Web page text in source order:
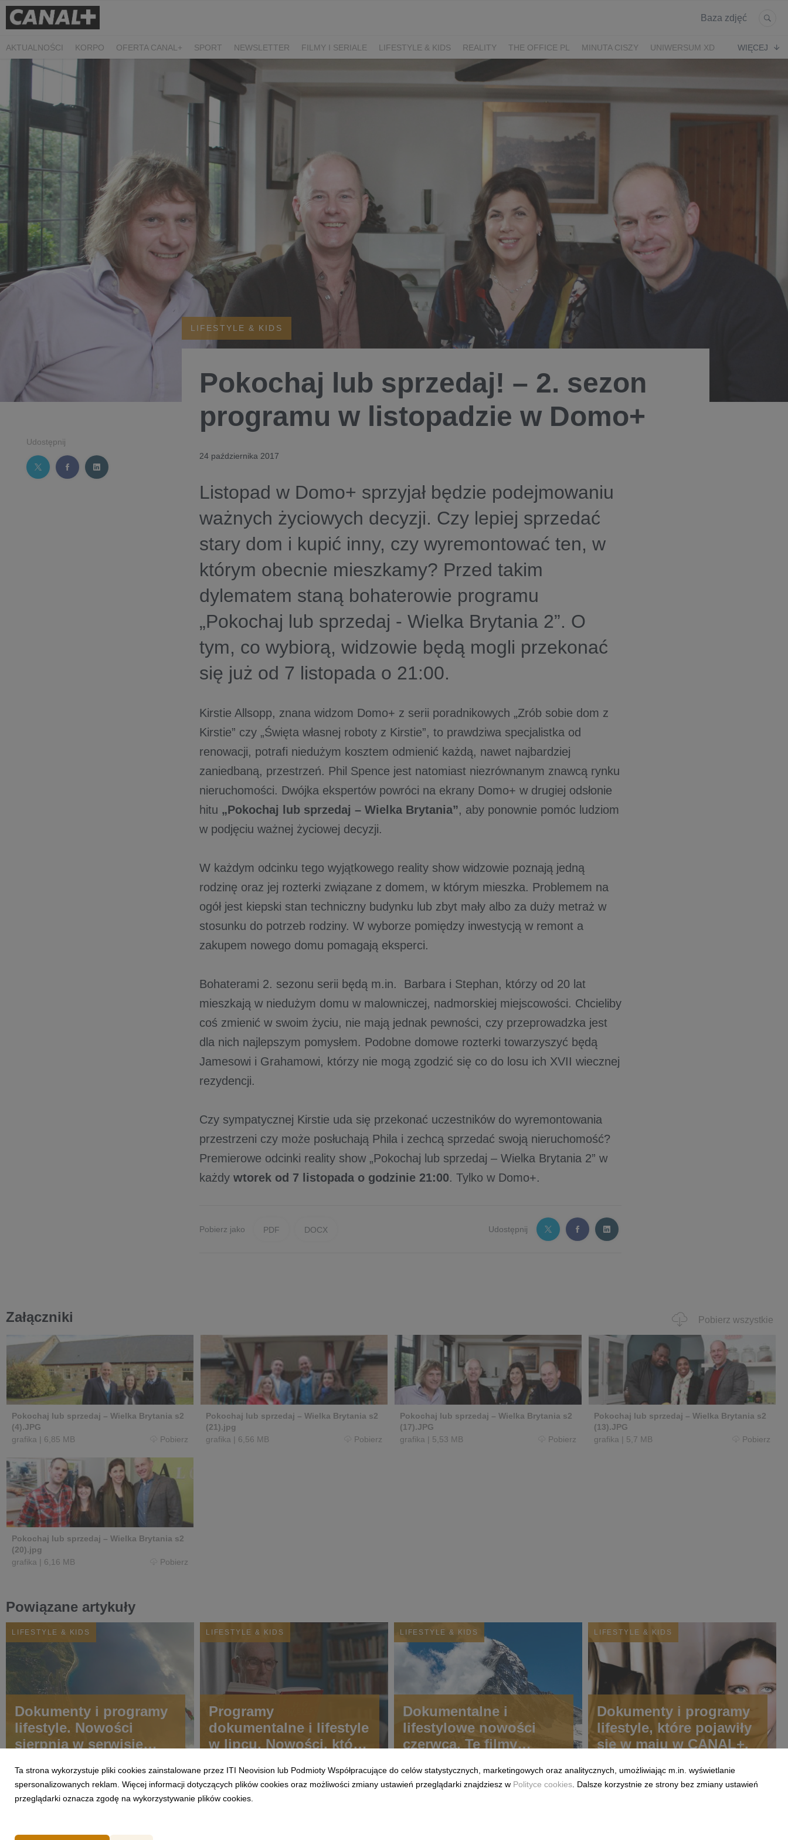
Baza zdjęć
AKTUALNOŚCI KORPO OFERTA CANAL+ SPORT NEWSLETTER FILMY I SERIALE LIFESTYLE & KIDS REALITY THE OFFICE PL MINUTA CISZY
UNIWERSUM XD
CZARNE STOKROTKI
ALGORYTM MIŁOŚCI KLANGOR KRUK
KIDS DOKUMENT LIFESTYLE
WIĘCEJ
Udostępnij
LIFESTYLE & KIDS
Pokochaj lub sprzedaj! – 2. sezon
programu w listopadzie w Domo+
24 października 2017
Listopad w Domo+ sprzyjał będzie podejmowaniu
ważnych życiowych decyzji. Czy lepiej sprzedać
stary dom i kupić inny, czy wyremontować ten, w
którym obecnie mieszkamy? Przed takim
dylematem staną bohaterowie programu
„Pokochaj lub sprzedaj - Wielka Brytania 2”. O
tym, co wybiorą, widzowie będą mogli przekonać
się już od 7 listopada o 21:00.
Kirstie Allsopp, znana widzom Domo+ z serii poradnikowych „Zrób sobie dom z
Kirstie” czy „Święta własnej roboty z Kirstie”, to prawdziwa specjalistka od
renowacji, potrafi niedużym kosztem odmienić każdą, nawet najbardziej
zaniedbaną, przestrzeń. Phil Spence jest natomiast niezrównanym znawcą rynku
nieruchomości. Dwójka ekspertów powróci na ekrany Domo+ w drugiej odsłonie
hitu „Pokochaj lub sprzedaj – Wielka Brytania”, aby ponownie pomóc ludziom
w podjęciu ważnej życiowej decyzji.
W każdym odcinku tego wyjątkowego reality show widzowie poznają jedną
rodzinę oraz jej rozterki związane z domem, w którym mieszka. Problemem na
ogół jest kiepski stan techniczny budynku lub zbyt mały albo za duży metraż w
stosunku do potrzeb rodziny. W wyborze pomiędzy inwestycją w remont a
zakupem nowego domu pomagają eksperci.
Bohaterami 2. sezonu serii będą m.in. Barbara i Stephan, którzy od 20 lat
mieszkają w niedużym domu w malowniczej, nadmorskiej miejscowości. Chcieliby
coś zmienić w swoim życiu, nie mają jednak pewności, czy przeprowadzka jest
dla nich najlepszym pomysłem. Podobne domowe rozterki towarzyszyć będą
Jamesowi i Grahamowi, którzy nie mogą zgodzić się co do losu ich XVII wiecznej
rezydencji.
Czy sympatycznej Kirstie uda się przekonać uczestników do wyremontowania
przestrzeni czy może posłuchają Phila i zechcą sprzedać swoją nieruchomość?
Premierowe odcinki reality show „Pokochaj lub sprzedaj – Wielka Brytania 2” w
każdy wtorek od 7 listopada o godzinie 21:00. Tylko w Domo+.
Pobierz jako PDF DOCX Udostępnij
Załączniki Pobierz wszystkie
Pokochaj lub sprzedaj – Wielka Brytania s2
(4).JPG
grafika | 6,85 MB Pobierz
Pokochaj lub sprzedaj – Wielka Brytania s2
(21).jpg
grafika | 6,56 MB Pobierz
Pokochaj lub sprzedaj – Wielka Brytania s2
(17).JPG
grafika | 5,53 MB Pobierz
Pokochaj lub sprzedaj – Wielka Brytania s2
(13).JPG
grafika | 5,7 MB Pobierz
Pokochaj lub sprzedaj – Wielka Brytania s2
(20).jpg
grafika | 6,16 MB Pobierz
Powiązane artykuły
LIFESTYLE & KIDS
Dokumenty i programy
lifestyle. Nowości
sierpnia w serwisie
LIFESTYLE & KIDS
Programy
dokumentalne i lifestyle
w lipcu. Nowości, które
CANAL+ w tym
miesiącu.
LIFESTYLE & KIDS
Dokumentalne i
lifestylowe nowości
czerwca. Te filmy
CANAL+ w tym
miesiącu.
LIFESTYLE & KIDS
Dokumenty i programy
lifestyle, które pojawiły
się w maju w CANAL+.
Ta strona wykorzystuje pliki cookies zainstalowane przez ITI Neovision lub Podmioty Współpracujące do celów statystycznych, marketingowych oraz analitycznych, umożliwiając m.in. wyświetlanie
spersonalizowanych reklam. Więcej informacji dotyczących plików cookies oraz możliwości zmiany ustawień przeglądarki znajdziesz w Polityce cookies . Dalsze korzystnie ze strony bez zmiany ustawień
przeglądarki oznacza zgodę na wykorzystywanie plików cookies.